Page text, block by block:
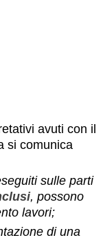
avuti con il
si comunica
sulle parti
, possono
lavori;
di una